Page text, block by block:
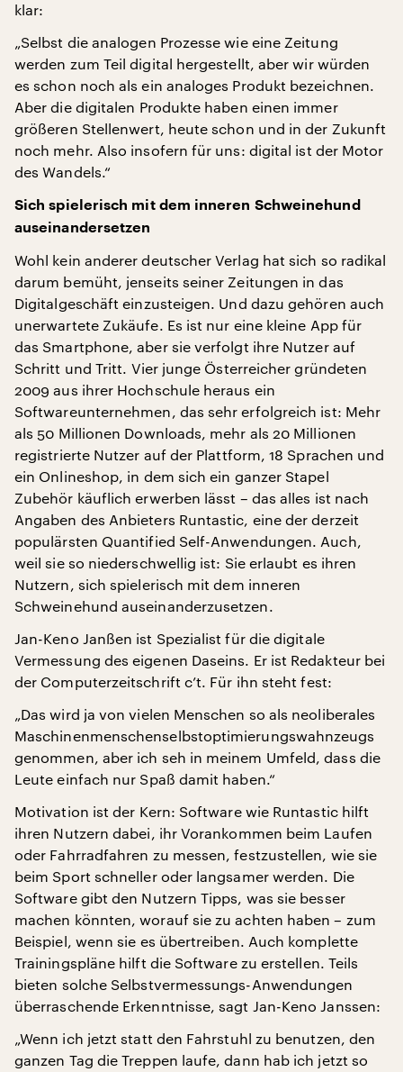
klar:
„Selbst die analogen Prozesse wie eine Zeitung
werden zum Teil digital hergestellt, aber wir würden
es schon noch als ein analoges Produkt bezeichnen.
Aber die digitalen Produkte haben einen immer
größeren Stellenwert, heute schon und in der Zukunft
noch mehr. Also insofern für uns: digital ist der Motor
des Wandels.“
Sich spielerisch mit dem inneren Schweinehund
auseinandersetzen
Wohl kein anderer deutscher Verlag hat sich so radikal
darum bemüht, jenseits seiner Zeitungen in das
Digitalgeschäft einzusteigen. Und dazu gehören auch
unerwartete Zukäufe. Es ist nur eine kleine App für
das Smartphone, aber sie verfolgt ihre Nutzer auf
Schritt und Tritt. Vier junge Österreicher gründeten
2009 aus ihrer Hochschule heraus ein
Softwareunternehmen, das sehr erfolgreich ist: Mehr
als 50 Millionen Downloads, mehr als 20 Millionen
registrierte Nutzer auf der Plattform, 18 Sprachen und
ein Onlineshop, in dem sich ein ganzer Stapel
Zubehör käuflich erwerben lässt – das alles ist nach
Angaben des Anbieters Runtastic, eine der derzeit
populärsten Quantified Self-Anwendungen. Auch,
weil sie so niederschwellig ist: Sie erlaubt es ihren
Nutzern, sich spielerisch mit dem inneren
Schweinehund auseinanderzusetzen.
Jan-Keno Janßen ist Spezialist für die digitale
Vermessung des eigenen Daseins. Er ist Redakteur bei
der Computerzeitschrift c’t. Für ihn steht fest:
„Das wird ja von vielen Menschen so als neoliberales
Maschinenmenschenselbstoptimierungswahnzeugs
genommen, aber ich seh in meinem Umfeld, dass die
Leute einfach nur Spaß damit haben.“
Motivation ist der Kern: Software wie Runtastic hilft
ihren Nutzern dabei, ihr Vorankommen beim Laufen
oder Fahrradfahren zu messen, festzustellen, wie sie
beim Sport schneller oder langsamer werden. Die
Software gibt den Nutzern Tipps, was sie besser
machen könnten, worauf sie zu achten haben – zum
Beispiel, wenn sie es übertreiben. Auch komplette
Trainingspläne hilft die Software zu erstellen. Teils
bieten solche Selbstvermessungs-Anwendungen
überraschende Erkenntnisse, sagt Jan-Keno Janssen:
„Wenn ich jetzt statt den Fahrstuhl zu benutzen, den
ganzen Tag die Treppen laufe, dann hab ich jetzt so